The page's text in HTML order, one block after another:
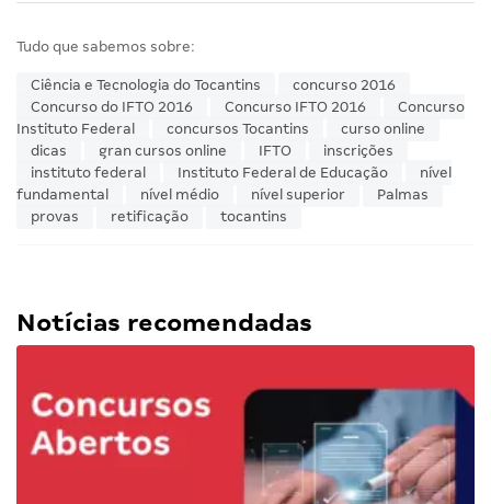
Tudo que sabemos sobre:
Ciência e Tecnologia do Tocantins
concurso 2016
Concurso do IFTO 2016
Concurso IFTO 2016
Concurso
Instituto Federal
concursos Tocantins
curso online
dicas
gran cursos online IFTO
inscrições
instituto federal
Instituto Federal de Educação
nível
fundamental
nível médio nível superior
Palmas
provas
retificação tocantins
Notícias recomendadas